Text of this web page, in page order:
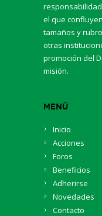
el que
tamaños y
otras
promoción del
misión.
Menú
Inicio
Acciones
Foros
Beneficios
Adherirse
Novedades
Contacto